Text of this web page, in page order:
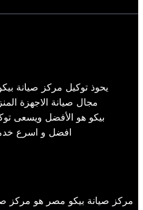
يحوذ توكيل مركز صيانة
مجال صيانة الاجهزة
بيكو هو الأفضل ويسعى
افضل و اسرع
مركز صيانة بيكو مصر هو مركز